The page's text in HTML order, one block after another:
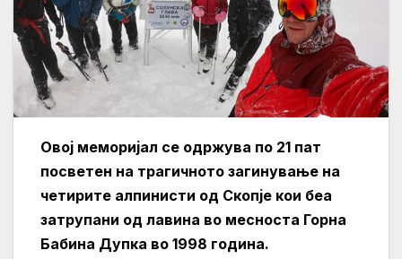
Овој меморијал се одржува по 21 пат
посветен на трагичното загинување на
четирите алпинисти од Скопје кои беа
затрупани од лавина во месноста Горна
Бабина Дупка во 1998 година.